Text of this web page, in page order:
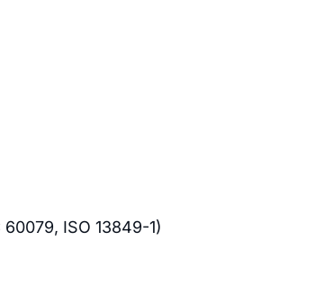
60079, ISO 13849-1)